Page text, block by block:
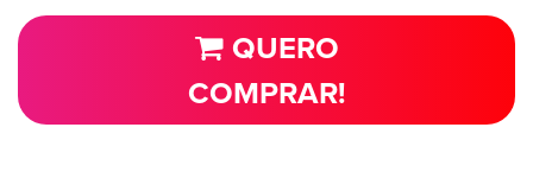
QUERO
COMPRAR!